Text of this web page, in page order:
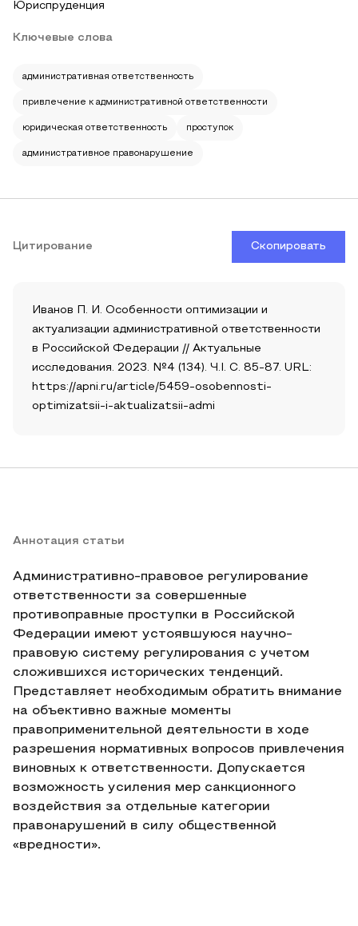
Юриспруденция
Ключевые слова
административная ответственность
привлечение к административной ответственности
юридическая ответственность проступок
административное правонарушение
Цитирование Скопировать
Иванов П. И. Особенности оптимизации и
актуализации административной ответственности
в Российской Федерации // Актуальные
исследования. 2023. №4 (134). Ч.I. С. 85-87. URL:
https://apni.ru/article/5459-osobennosti-
optimizatsii-i-aktualizatsii-admi
Аннотация статьи
Административно-правовое регулирование
ответственности за совершенные
противоправные проступки в Российской
Федерации имеют устоявшуюся научно-
правовую систему регулирования с учетом
сложившихся исторических тенденций.
Представляет необходимым обратить внимание
на объективно важные моменты
правоприменительной деятельности в ходе
разрешения нормативных вопросов привлечения
виновных к ответственности. Допускается
возможность усиления мер санкционного
воздействия за отдельные категории
правонарушений в силу общественной
«вредности».